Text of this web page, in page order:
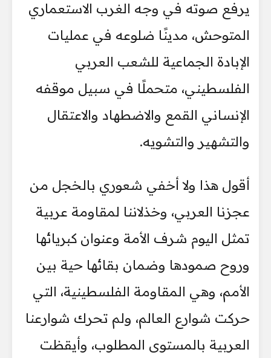
يرفع صوته في وجه الغرب الاستعماري
المتوحش، مدينًا ضلوعه في عمليات
الإبادة الجماعية للشعب العربي
الفلسطيني، متحملًا في سبيل موقفه
الإنساني القمع والاضطهاد والاعتقال
والتشهير والتشويه.
أقول هذا ولا أخفي شعوري بالخجل من
عجزنا العربي، وخذلاننا لمقاومة عربية
تمثل اليوم شرف الأمة وعنوان كبريائها
وروح صمودها وضمان بقائها حية بين
الأمم، وهي المقاومة الفلسطينية، التي
حركت شوارع العالم، ولم تحرك شوارعنا
العربية بالمستوى المطلوب، وأيقظت